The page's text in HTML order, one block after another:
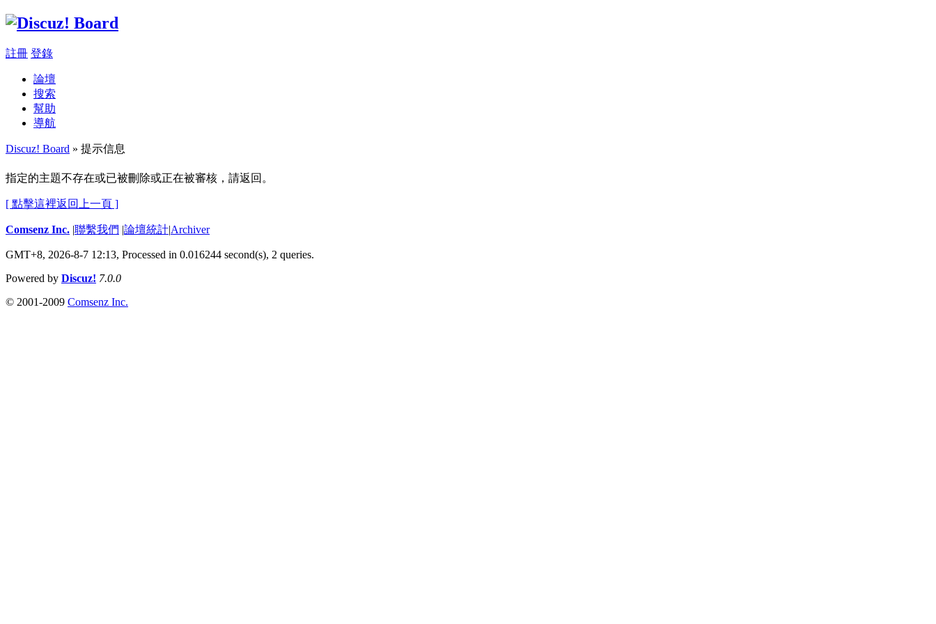
註冊 登錄
論壇
搜索
幫助
導航
Discuz! Board » 提示信息
指定的主題不存在或已被刪除或正在被審核，請返回。
[ 點擊這裡返回上一頁 ]
Comsenz Inc. |聯繫我們 |論壇統計|Archiver
GMT+8, 2026-8-7 12:13, Processed in 0.016244 second(s), 2 queries.
Powered by Discuz! 7.0.0
© 2001-2009 Comsenz Inc.